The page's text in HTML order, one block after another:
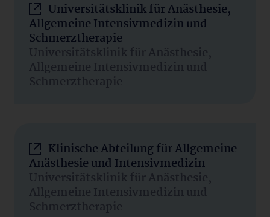
Universitätsklinik für Anästhesie,
Allgemeine Intensivmedizin und
Schmerztherapie
Universitätsklinik für Anästhesie,
Allgemeine Intensivmedizin und
Schmerztherapie
Klinische Abteilung für Allgemeine
Anästhesie und Intensivmedizin
Universitätsklinik für Anästhesie,
Allgemeine Intensivmedizin und
Schmerztherapie